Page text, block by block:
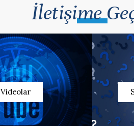
İletişime
Videolar